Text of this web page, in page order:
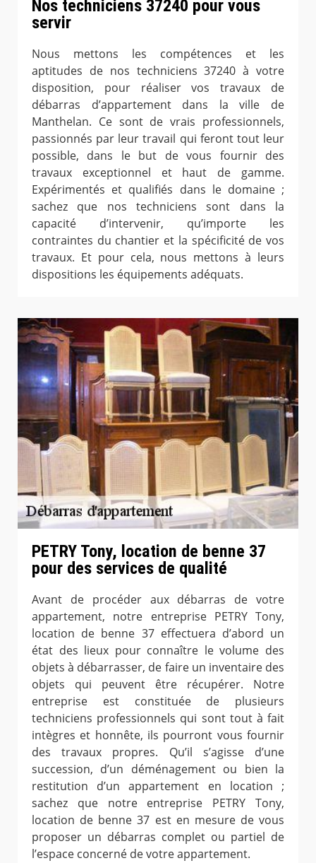
Nos techniciens 37240 pour vous
servir
Nous mettons les compétences et les
aptitudes de nos techniciens 37240 à votre
disposition, pour réaliser vos travaux de
débarras d’appartement dans la ville de
Manthelan. Ce sont de vrais professionnels,
passionnés par leur travail qui feront tout leur
possible, dans le but de vous fournir des
travaux exceptionnel et haut de gamme.
Expérimentés et qualifiés dans le domaine ;
sachez que nos techniciens sont dans la
capacité d’intervenir, qu’importe les
contraintes du chantier et la spécificité de vos
travaux. Et pour cela, nous mettons à leurs
dispositions les équipements adéquats.
PETRY Tony, location de benne 37
pour des services de qualité
Avant de procéder aux débarras de votre
appartement, notre entreprise PETRY Tony,
location de benne 37 effectuera d’abord un
état des lieux pour connaître le volume des
objets à débarrasser, de faire un inventaire des
objets qui peuvent être récupérer. Notre
entreprise est constituée de plusieurs
techniciens professionnels qui sont tout à fait
intègres et honnête, ils pourront vous fournir
des travaux propres. Qu’il s’agisse d’une
succession, d’un déménagement ou bien la
restitution d’un appartement en location ;
sachez que notre entreprise PETRY Tony,
location de benne 37 est en mesure de vous
proposer un débarras complet ou partiel de
l’espace concerné de votre appartement.